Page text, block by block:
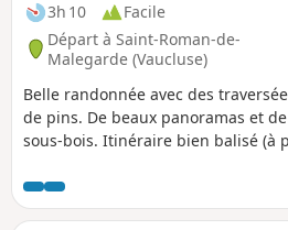
3h 10
Facile
Départ à Saint-Roman-de-
Malegarde (Vaucluse)
Belle randonnée avec des
de pins. De beaux panoramas et
sous-bois. Itinéraire bien balisé (à